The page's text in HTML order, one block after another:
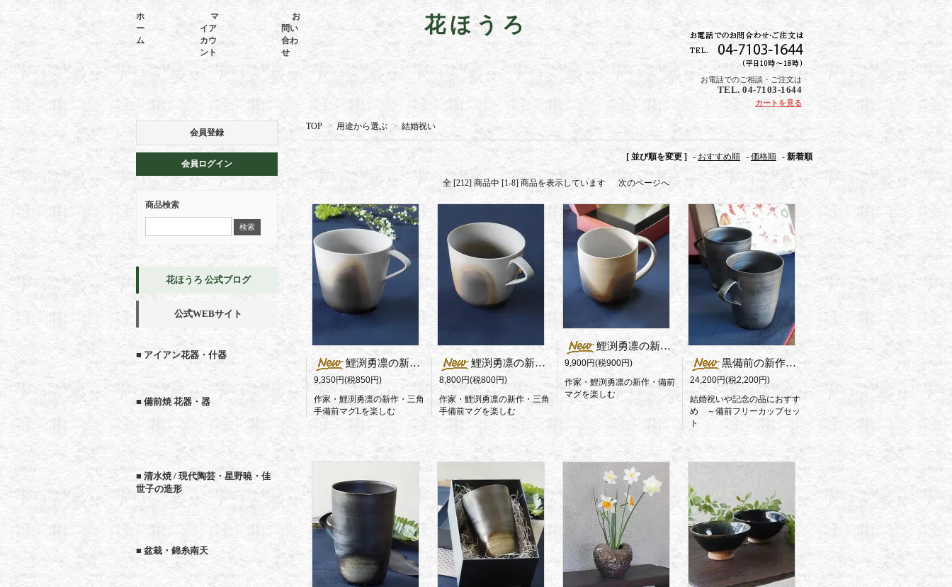
ホ
ー
ム
マ
イア
カウ
ント
お
問い
合わ
せ
花ほうろ
お電話でのご相談・ご注文は
TEL. 04-7103-1644
カートを見る
TOP > 用途から選ぶ > 結婚祝い
[ 並び順を変更 ] - おすすめ順 - 価格順 - 新着順
全 [212] 商品中 [1-8] 商品を表示しています 次のページへ
鯉渕勇凛の新作マグ（三角手L）
9,350円(税850円)
作家・鯉渕勇凛の新作・三角
手備前マグLを楽しむ
鯉渕勇凛の新作マグ（三角手）
8,800円(税800円)
作家・鯉渕勇凛の新作・三角
手備前マグを楽しむ
鯉渕勇凛の新作マグ（丸手）
9,900円(税900円)
作家・鯉渕勇凛の新作・備前
マグを楽しむ
黒備前の新作マグ・ペアセット
24,200円(税2,200円)
結婚祝いや記念の品におすす
め ～備前フリーカップセッ
ト
会員登録
会員ログイン
商品検索
花ほうろ 公式ブログ
公式WEBサイト
■ アイアン花器・什器
■ 備前焼 花器・器
■ 清水焼 / 現代陶芸・星野暁・佳
世子の造形
■ 盆栽・錦糸南天